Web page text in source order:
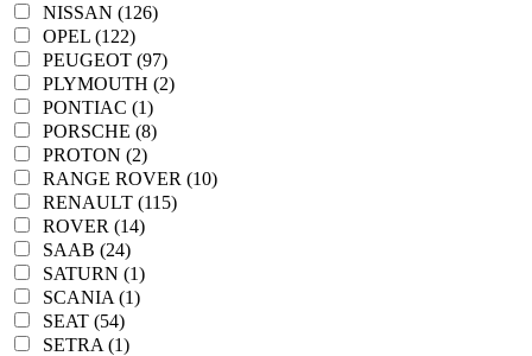
NISSAN (126)
OPEL (122)
PEUGEOT (97)
PLYMOUTH (2)
PONTIAC (1)
PORSCHE (8)
PROTON (2)
RANGE ROVER (10)
RENAULT (115)
ROVER (14)
SAAB (24)
SATURN (1)
SCANIA (1)
SEAT (54)
SETRA (1)